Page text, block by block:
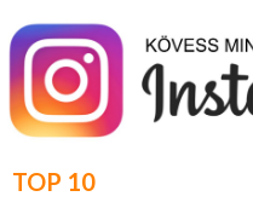
TOP 10